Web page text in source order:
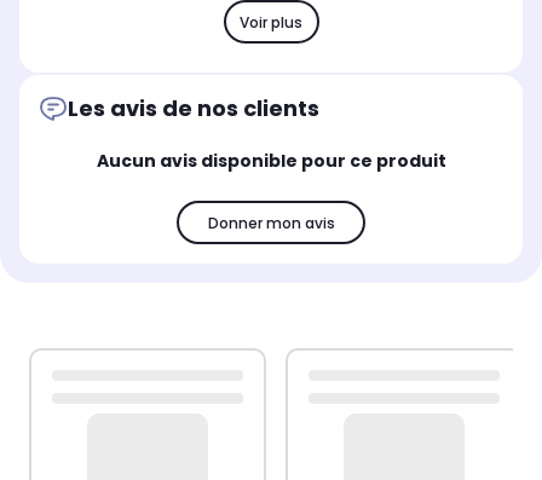
Voir plus
Les avis de nos clients
Aucun avis disponible pour ce produit
Donner mon avis